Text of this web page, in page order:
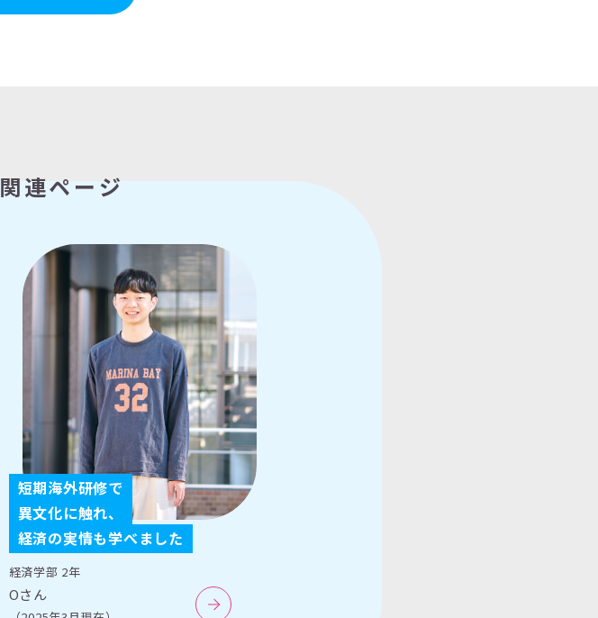
関連ページ
短期海外研修で
異文化に触れ、
経済の実情も学べました
経済学部 2年
Oさん